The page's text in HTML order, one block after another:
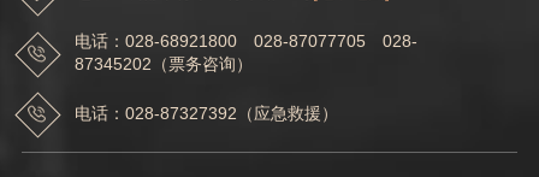
电话：028-68921800 028-87077705 028-
87345202（票务咨询）
电话：028-87327392（应急救援）